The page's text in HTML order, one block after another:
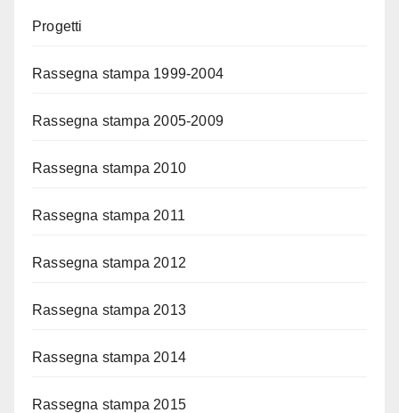
Progetti
Rassegna stampa 1999-2004
Rassegna stampa 2005-2009
Rassegna stampa 2010
Rassegna stampa 2011
Rassegna stampa 2012
Rassegna stampa 2013
Rassegna stampa 2014
Rassegna stampa 2015